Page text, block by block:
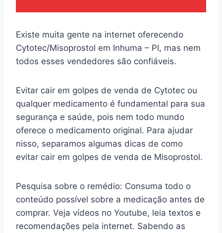
Existe muita gente na internet oferecendo
Cytotec/Misoprostol em Inhuma – PI, mas nem
todos esses vendedores são confiáveis.
Evitar cair em golpes de venda de Cytotec ou
qualquer medicamento é fundamental para sua
segurança e saúde, pois nem todo mundo
oferece o medicamento original. Para ajudar
nisso, separamos algumas dicas de como
evitar cair em golpes de venda de Misoprostol.
Pesquisa sobre o remédio: Consuma todo o
conteúdo possível sobre a medicação antes de
comprar. Veja vídeos no Youtube, leia textos e
recomendações pela internet. Sabendo as